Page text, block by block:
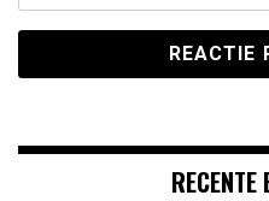
RECENTE